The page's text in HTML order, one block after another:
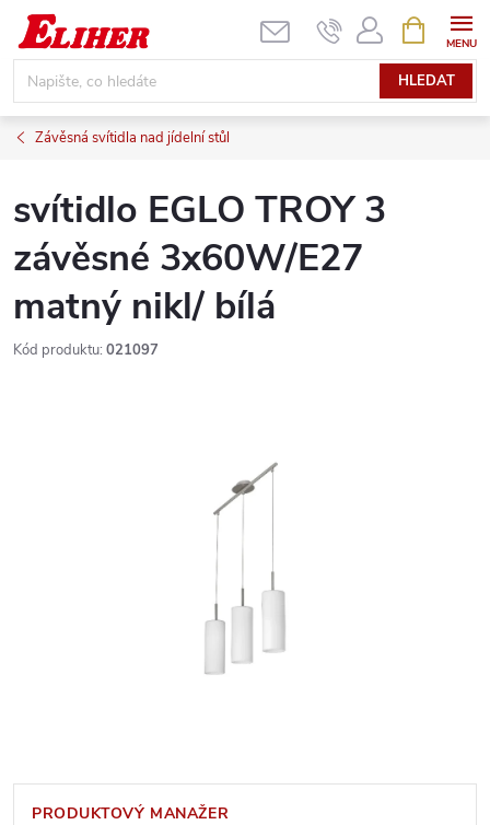
Přejít
obsah
HLEDAT
NÁKUPNÍ
KOŠÍK
Závěsná svítidla nad jídelní stůl
svítidlo EGLO TROY 3
závěsné 3x60W/E27
matný nikl/ bílá
Kód produktu: 021097
PRODUKTOVÝ MANAŽER